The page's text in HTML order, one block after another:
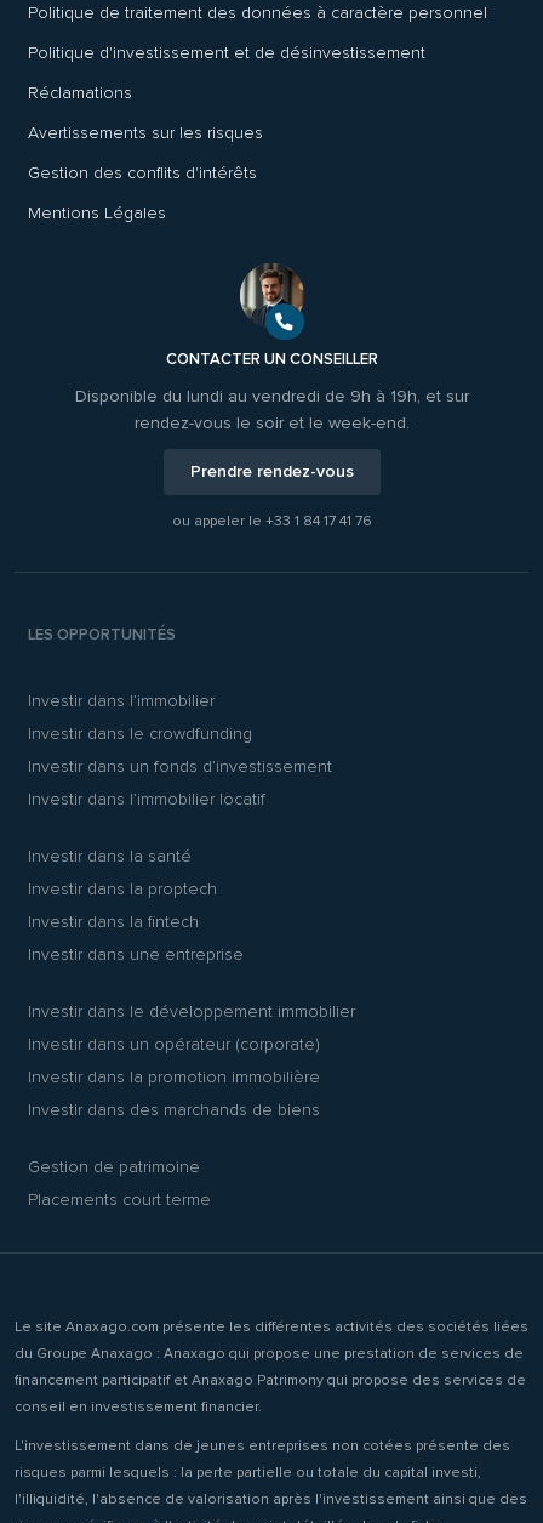
Politique de traitement des données à caractère personnel
Politique d'investissement et de désinvestissement
Réclamations
Avertissements sur les risques
Gestion des conflits d'intérêts
Mentions Légales
CONTACTER UN CONSEILLER
Disponible du lundi au vendredi de 9h à 19h, et sur
rendez-vous le soir et le week-end.
Prendre rendez-vous
ou appeler le +33 1 84 17 41 76
LES OPPORTUNITÉS
Investir dans l’immobilier
Investir dans le crowdfunding
Investir dans un fonds d’investissement
Investir dans l’immobilier locatif
Investir dans la santé
Investir dans la proptech
Investir dans la fintech
Investir dans une entreprise
Investir dans le développement immobilier
Investir dans un opérateur (corporate)
Investir dans la promotion immobilière
Investir dans des marchands de biens
Gestion de patrimoine
Placements court terme
Le site Anaxago.com présente les différentes activités des sociétés liées
du Groupe Anaxago : Anaxago qui propose une prestation de services de
financement participatif et Anaxago Patrimony qui propose des services de
conseil en investissement financier.
L'investissement dans de jeunes entreprises non cotées présente des
risques parmi lesquels : la perte partielle ou totale du capital investi,
l'illiquidité, l'absence de valorisation après l'investissement ainsi que des